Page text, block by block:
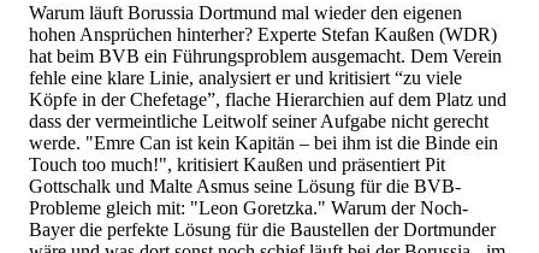
Warum läuft Borussia Dortmund mal wieder den eigenen
hohen Ansprüchen hinterher? Experte Stefan Kaußen (WDR)
hat beim BVB ein Führungsproblem ausgemacht. Dem Verein
fehle eine klare Linie, analysiert er und kritisiert “zu viele
Köpfe in der Chefetage”, flache Hierarchien auf dem Platz und
dass der vermeintliche Leitwolf seiner Aufgabe nicht gerecht
werde. "Emre Can ist kein Kapitän – bei ihm ist die Binde ein
Touch too much!", kritisiert Kaußen und präsentiert Pit
Gottschalk und Malte Asmus seine Lösung für die BVB-
Probleme gleich mit: "Leon Goretzka." Warum der Noch-
Bayer die perfekte Lösung für die Baustellen der Dortmunder